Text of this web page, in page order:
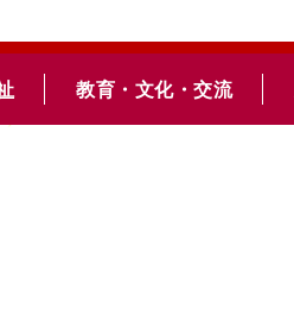
教育・文化・交流